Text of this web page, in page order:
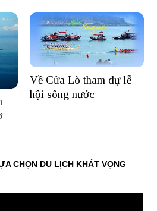
Về Cửa Lò tham dự lễ
hội sông nước
CHỌN DU LỊCH KHÁT VỌNG